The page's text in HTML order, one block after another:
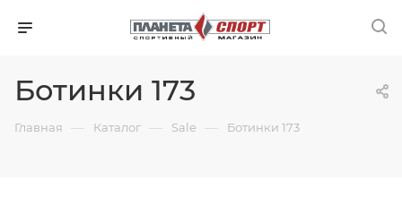
Ботинки 173
Главная — Каталог — Sale — Ботинки 173